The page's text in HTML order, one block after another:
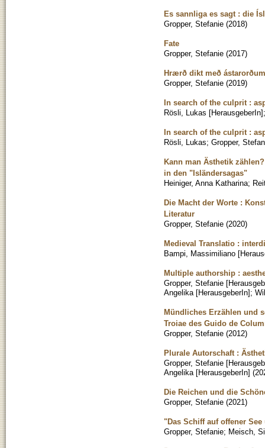
Es sannliga es sagt : die
Gropper, Stefanie (2018)
Fate
Gropper, Stefanie (2017)
Hrærð dikt með
Gropper, Stefanie (2019)
In search of the culprit :
Rösli, Lukas [HerausgeberIn]
In search of the culprit :
Rösli, Lukas; Gropper,
Kann man Ästhetik
in den "Isländersagas"
Heiniger, Anna Katharina;
Die Macht der Worte :
Literatur
Gropper, Stefanie (2020)
Medieval Translatio :
Bampi, Massimiliano
Multiple authorship :
Gropper, Stefanie
Angelika [HerausgeberIn];
Mündliches Erzählen und
Troiae des Guido de
Gropper, Stefanie (2012)
Plurale Autorschaft :
Gropper, Stefanie
Angelika [HerausgeberIn] (
Die Reichen und die
Gropper, Stefanie (2021)
"Das Schiff auf offener
Gropper, Stefanie; Meisch,